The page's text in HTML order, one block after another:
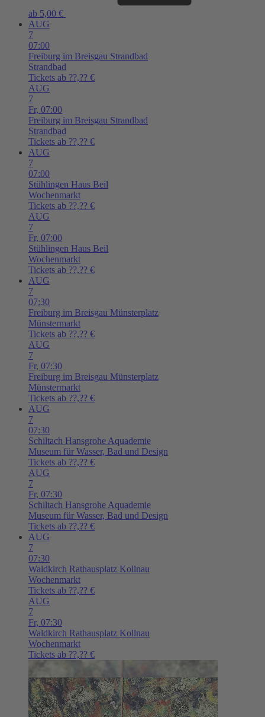
ab 5,00 €
AUG
7
07:00
Freiburg im Breisgau Strandbad
Strandbad
Tickets ab ??,?? €
AUG
7
Fr, 07:00
Freiburg im Breisgau Strandbad
Strandbad
Tickets ab ??,?? €
AUG
7
07:00
Stühlingen Haus Beil
Wochenmarkt
Tickets ab ??,?? €
AUG
7
Fr, 07:00
Stühlingen Haus Beil
Wochenmarkt
Tickets ab ??,?? €
AUG
7
07:30
Freiburg im Breisgau Münsterplatz
Münstermarkt
Tickets ab ??,?? €
AUG
7
Fr, 07:30
Freiburg im Breisgau Münsterplatz
Münstermarkt
Tickets ab ??,?? €
AUG
7
07:30
Schiltach Hansgrohe Aquademie
Museum für Wasser, Bad und Design
Tickets ab ??,?? €
AUG
7
Fr, 07:30
Schiltach Hansgrohe Aquademie
Museum für Wasser, Bad und Design
Tickets ab ??,?? €
AUG
7
07:30
Waldkirch Rathausplatz Kollnau
Wochenmarkt
Tickets ab ??,?? €
AUG
7
Fr, 07:30
Waldkirch Rathausplatz Kollnau
Wochenmarkt
Tickets ab ??,?? €